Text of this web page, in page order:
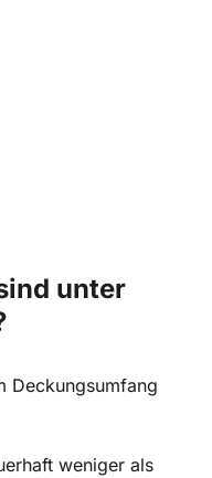
unter
Deckungsumfang
weniger als